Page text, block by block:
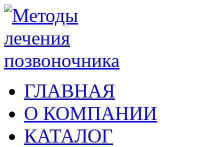
ГЛАВНАЯ
О КОМПАНИИ
КАТАЛОГ